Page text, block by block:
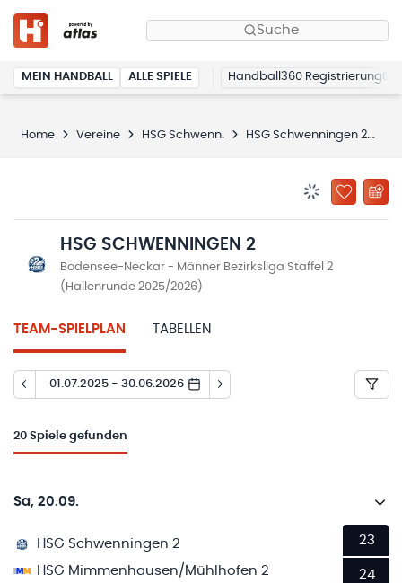
Suche
MEIN HANDBALL ALLE SPIELE Handball360 Registrierung
Home Vereine HSG Schwenn. HSG Schwenningen 2
ZU
HSG SCHWENNINGEN 2
Bodensee-Neckar - Männer Bezirksliga Staffel 2
(Hallenrunde 2025/2026)
TEAM-SPIELPLAN TABELLEN
01.07.2025 - 30.06.2026
20 Spiele gefunden
Sa, 20.09.
HSG Schwenningen 2
HSG Mimmenhausen/Mühlhofen 2
23
24